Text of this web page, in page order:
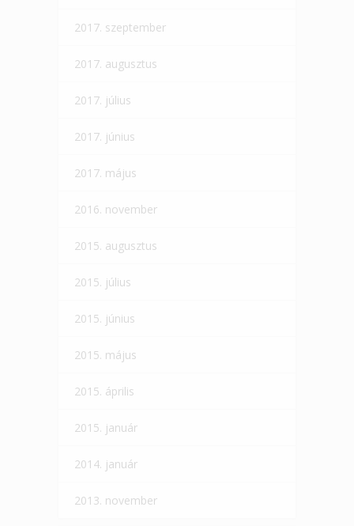
2017. szeptember
2017. augusztus
2017. július
2017. június
2017. május
2016. november
2015. augusztus
2015. július
2015. június
2015. május
2015. április
2015. január
2014. január
2013. november